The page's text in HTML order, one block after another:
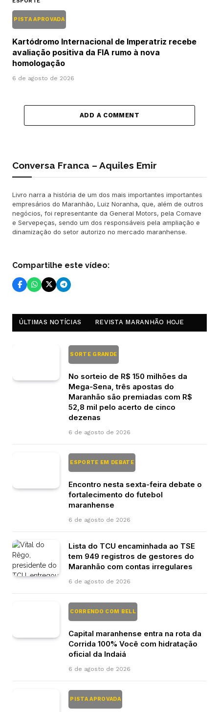
PISTA APROVADA
Kartódromo Internacional de Imperatriz recebe
avaliação positiva da FIA rumo à nova
homologação
6 de agosto de 2026
ADD A COMMENT
Conversa Franca – Aquiles Emir
Livro narra a história de um dos mais importantes importantes
empresários do Maranhão, Luiz Noranha, que, além de outros
negócios, foi representante da General Motors, pela Comave
e Servepeças, sendo um dos responsáveis pela ampliação e
dinamização do setor autorizo no mercado maranhense.
Compartilhe este vídeo:
ÚLTIMAS NOTÍCIAS REVISTA MARANHÃO HOJE
SORTE GRANDE
No sorteio de R$ 150 milhões da
Mega-Sena, três apostas do
Maranhão são premiadas com R$
52,8 mil pelo acerto de cinco
dezenas
6 de agosto de 2026
ESPORTE EM DEBATE
Encontro nesta sexta-feira debate o
fortalecimento do futebol
maranhense
6 de agosto de 2026
Lista do TCU encaminhada ao TSE
tem 949 registros de gestores do
Maranhão com contas irregulares
6 de agosto de 2026
CORRENDO COM BELL
Capital maranhense entra na rota da
Corrida 100% Você com hidratação
oficial da Indaiá
6 de agosto de 2026
PISTA APROVADA